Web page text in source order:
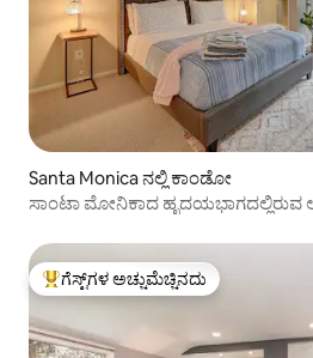
Santa Monica ನಲ್ಲಿ ಕಾಂಡೋ
ಸಾಂಟಾ ಮೋನಿಕಾದ ಹೃದಯಭಾಗದಲ್ಲಿರುವ
ಗೆಸ್ಟ್‌ಗಳಿಗೆ ಅತಿ ಹೆಚ್ಚು ಅಚ್ಚುಮೆಚ್ಚಿನದು
ಗೆಸ್ಟ್‌ಗಳ ಅಚ್ಚುಮೆಚ್ಚಿನದು